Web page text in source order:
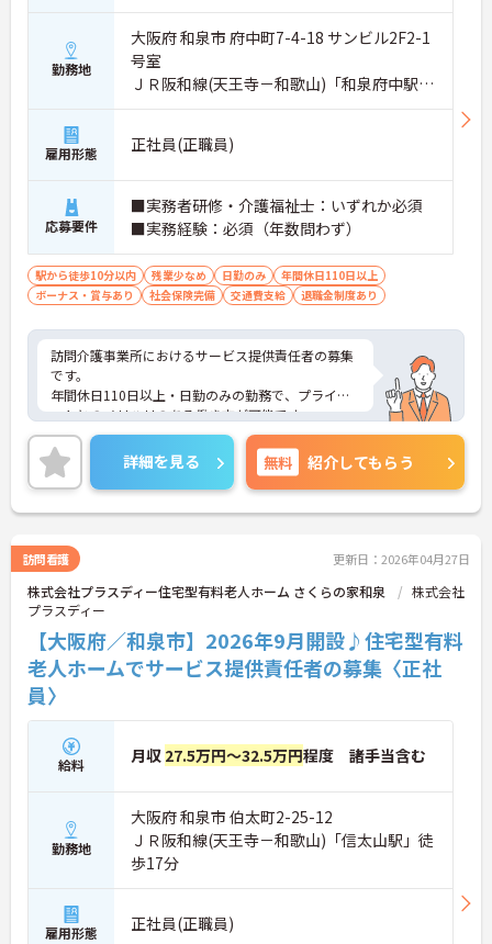
勤務地
大阪府 和泉市 府中町7-4-18 サンビル2F2-1
号室
ＪＲ阪和線(天王寺－和歌山)「和泉府中駅」
徒歩3分
雇用形態 正社員(正職員)
応募要件
■実務者研修・介護福祉士：いずれか必須
■実務経験：必須（年数問わず）
駅から徒歩10分以内 残業少なめ 日勤のみ
年間休日110日以上
ボーナス・賞与あり
社会保険完備 交通費支給 退職金制度あり
訪問介護事業所におけるサービス提供責任者の募集
です。
年間休日110日以上・日勤のみの勤務で、プライベ
ートとのメリハリのある働き方が可能です。
また、福利厚生が充実しています。働きやすい環境
が整っており、安心して長くご勤務いただけます◎
ご興味のある方には、面接対策ポイントなど、さら
に詳細をご案内しますのでお気軽にご相談くださ
い！
詳細を見る 無料 紹介してもらう
訪問看護 更新日：2026年04月27日
株式会社プラスディー住宅型有料老人ホーム さくらの家和泉
株式会社
プラスディー
【大阪府／和泉市】2026年9月開設♪住宅型有料
老人ホームでサービス提供責任者の募集〈正社
員〉
給料 月収 27.5万円～32.5万円程度 諸手当含む
勤務地
大阪府 和泉市 伯太町2-25-12
ＪＲ阪和線(天王寺－和歌山)「信太山駅」徒
歩17分
雇用形態 正社員(正職員)